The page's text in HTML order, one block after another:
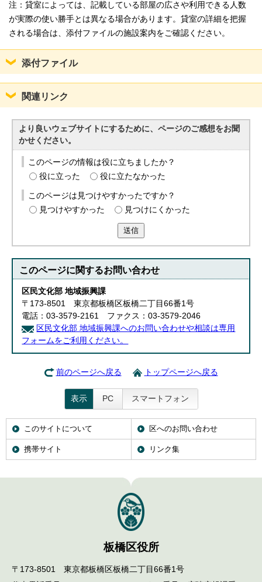
注：貸室によっては、記載している部屋の広さや利用できる人数
が実際の使い勝手とは異なる場合があります。貸室の詳細を把握
される場合は、添付ファイルの施設案内をご確認ください。
添付ファイル
関連リンク
より良いウェブサイトにするために、ページのご感想をお聞
かせください。
このページの情報は役に立ちましたか？
役に立った
役に立たなかった
このページは見つけやすかったですか？
見つけやすかった
見つけにくかった
送信
このページに関するお問い合わせ
区民文化部 地域振興課
〒173-8501 東京都板橋区板橋二丁目66番1号
電話：03-3579-2161 ファクス：03-3579-2046
区民文化部 地域振興課へのお問い合わせや相談は専用
フォームをご利用ください。
前のページへ戻る トップページへ戻る
表示 PC スマートフォン
このサイトについて 区へのお問い合わせ
携帯サイト リンク集
板橋区役所
〒173-8501 東京都板橋区板橋二丁目66番1号